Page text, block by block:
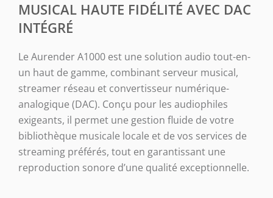
MUSICAL HAUTE FIDÉLITÉ AVEC DAC
INTÉGRÉ
Le Aurender A1000 est une solution audio tout-en-
un haut de gamme, combinant serveur musical,
streamer réseau et convertisseur numérique-
analogique (DAC). Conçu pour les audiophiles
exigeants, il permet une gestion fluide de votre
bibliothèque musicale locale et de vos services de
streaming préférés, tout en garantissant une
reproduction sonore d’une qualité exceptionnelle.